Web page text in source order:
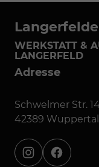
WERKSTATT &
LANGERFELD
Adresse
Schwelmer Str.
42389 Wuppertal
instagramfacebook